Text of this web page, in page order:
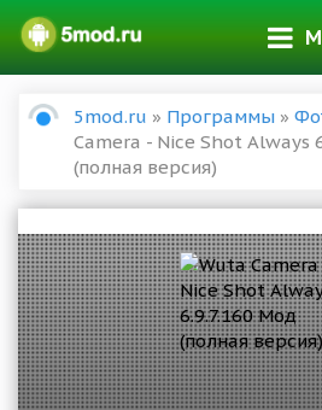
5mod.ru » Программы »
Camera - Nice Shot Always
(полная версия)